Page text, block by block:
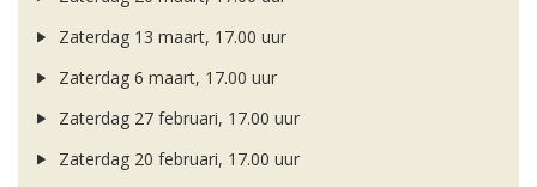
Zaterdag 13 maart, 17.00 uur
Zaterdag 6 maart, 17.00 uur
Zaterdag 27 februari, 17.00 uur
Zaterdag 20 februari, 17.00 uur